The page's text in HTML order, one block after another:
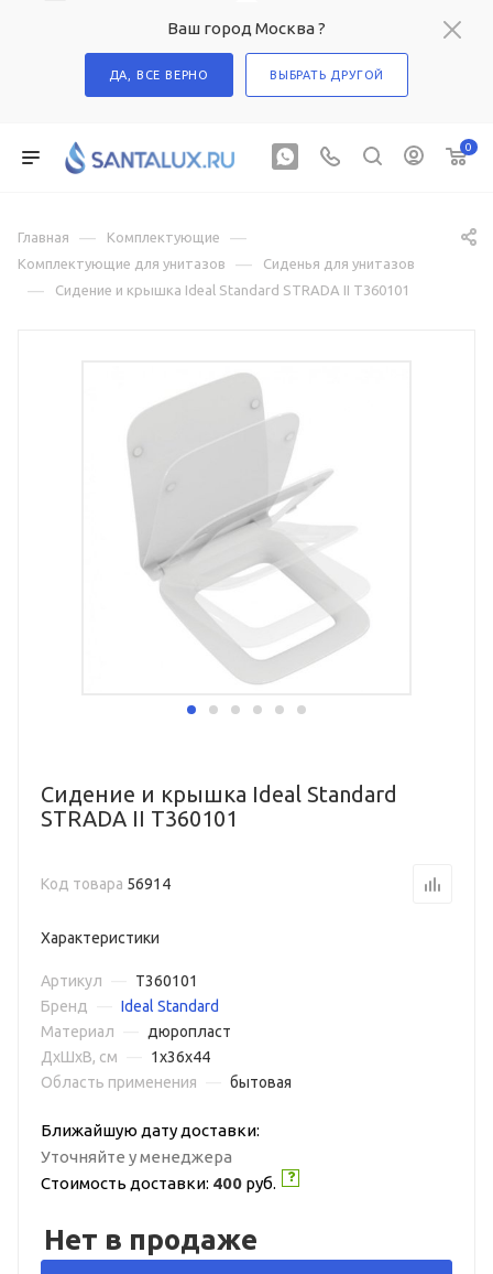
Ваш город Москва ?
ДА, ВСЕ ВЕРНО ВЫБРАТЬ ДРУГОЙ
0
Главная — Комплектующие —
Комплектующие для унитазов — Сиденья для унитазов
— Сидение и крышка Ideal Standard STRADA II T360101
Сидение и крышка Ideal Standard
STRADA II T360101
Код товара 56914
Характеристики
Артикул
T360101
Бренд
Ideal Standard
Материал
дюропласт
ДxШxВ, см
1x36x44
Область применения
бытовая
Ближайшую дату доставки:
Уточняйте у менеджера
Стоимость доставки: 400 руб.
Нет в продаже